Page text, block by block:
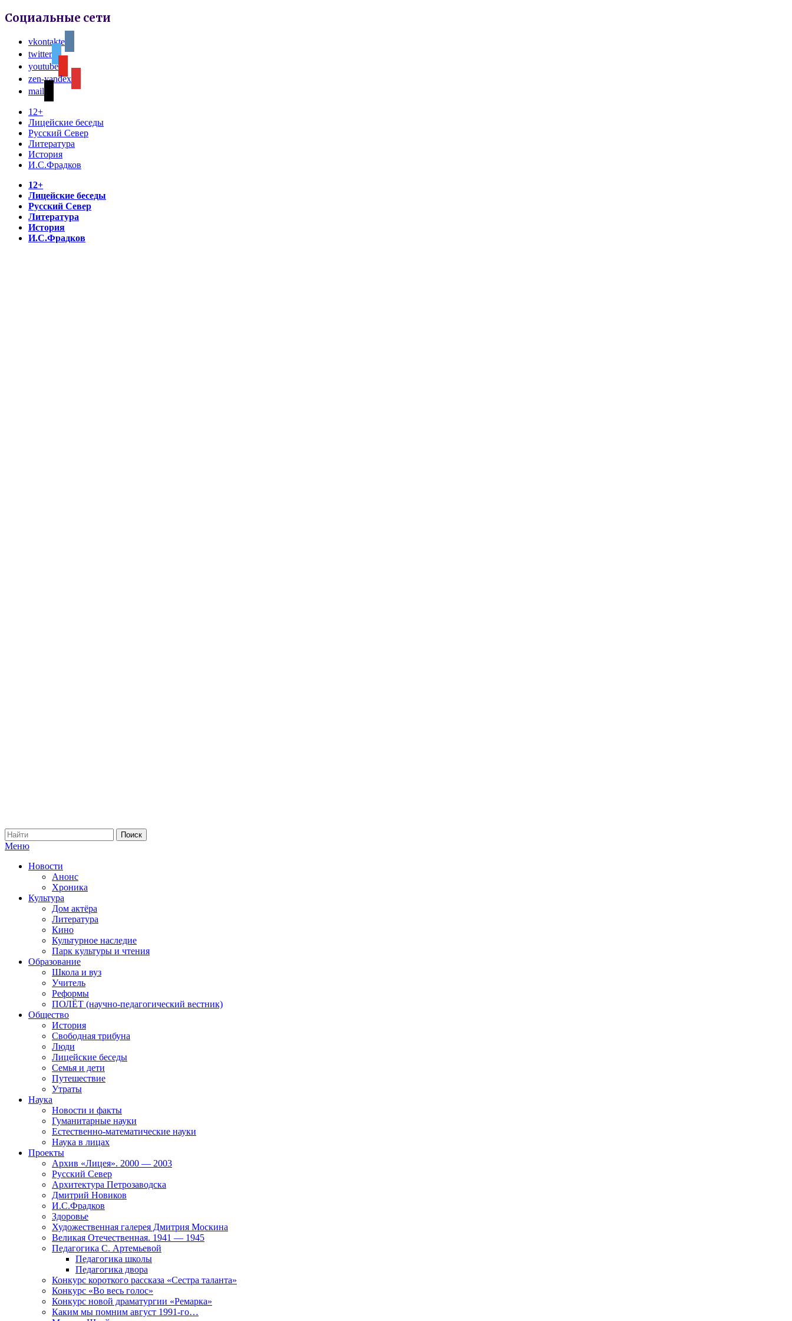
Социальные сети
vkontakte
twitter
youtube
zen-yandex
mail
12+
Лицейские беседы
Русский Север
Литература
История
И.С.Фрадков
12+
Лицейские беседы
Русский Север
Литература
История
И.С.Фрадков
Меню
Новости
Анонс
Хроника
Культура
Дом актёра
Литература
Кино
Культурное наследие
Парк культуры и чтения
Образование
Школа и вуз
Учитель
Реформы
ПОЛЁТ (научно-педагогический вестник)
Общество
История
Свободная трибуна
Люди
Лицейские беседы
Семья и дети
Путешествие
Утраты
Наука
Новости и факты
Гуманитарные науки
Естественно-математические науки
Наука в лицах
Проекты
Архив «Лицея». 2000 — 2003
Русский Север
Архитектура Петрозаводска
Дмитрий Новиков
И.С.Фрадков
Здоровье
Художественная галерея Дмитрия Москина
Великая Отечественная. 1941 — 1945
Педагогика С. Артемьевой
Педагогика школы
Педагогика двора
Конкурс короткого рассказа «Сестра таланта»
Конкурс «Во весь голос»
Конкурс новой драматургии «Ремарка»
Каким мы помним август 1991-го…